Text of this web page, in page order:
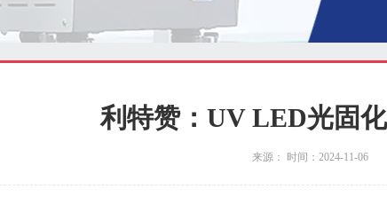
利特赞：UV LED光固
来源： 时间：2024-11-06